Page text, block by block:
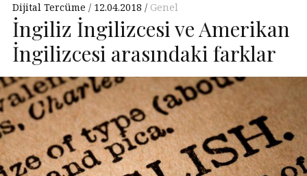
Dijital Tercüme 12.04.2018 Genel
İngiliz İngilizcesi ve Amerikan
İngilizcesi arasındaki farklar